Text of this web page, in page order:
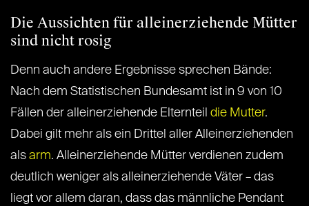
Die Aussichten für alleinerziehende Mütter
sind nicht rosig
Denn auch andere Ergebnisse sprechen Bände:
Nach dem Statistischen Bundesamt ist in 9 von 10
Fällen der alleinerziehende Elternteil die Mutter.
Dabei gilt mehr als ein Drittel aller Alleinerziehenden
als arm. Alleinerziehende Mütter verdienen zudem
deutlich weniger als alleinerziehende Väter – das
liegt vor allem daran, dass das männliche Pendant